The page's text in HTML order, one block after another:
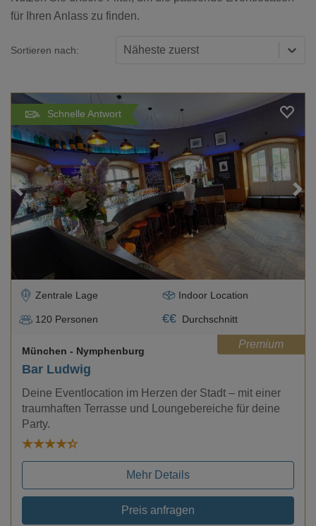
für Ihren Anlass zu finden.
Sortieren nach: Näheste zuerst
Schnelle Antwort
Loading...
Zentrale Lage Indoor Location
120 Personen €€ Durchschnitt
Premium
Bar Ludwig
München - Nymphenburg
Deine Eventlocation im Herzen der Stadt – mit einer
traumhaften Terrasse und Loungebereiche für deine
Party.
Mehr Details
Preis anfragen